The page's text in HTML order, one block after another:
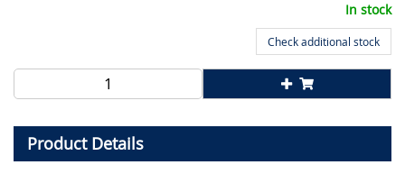
In stock
Check additional stock
Product Details